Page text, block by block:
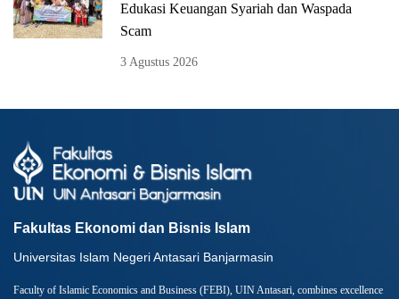
Edukasi Keuangan Syariah dan Waspada
Scam
3 Agustus 2026
Fakultas Ekonomi dan Bisnis Islam
Universitas Islam Negeri Antasari Banjarmasin
Faculty of Islamic Economics and Business (FEBI), UIN Antasari, combines excellence